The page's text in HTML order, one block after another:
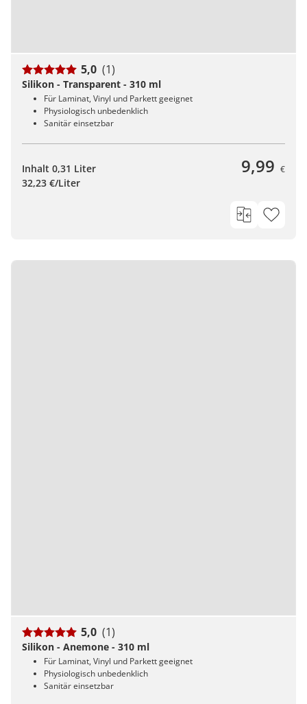
5,0 (1)
Silikon - Transparent - 310 ml
Für Laminat, Vinyl und Parkett geeignet
Physiologisch unbedenklich
Sanitär einsetzbar
Inhalt 0,31 Liter
32,23 €/Liter
9,99 €
5,0 (1)
Silikon - Anemone - 310 ml
Für Laminat, Vinyl und Parkett geeignet
Physiologisch unbedenklich
Sanitär einsetzbar